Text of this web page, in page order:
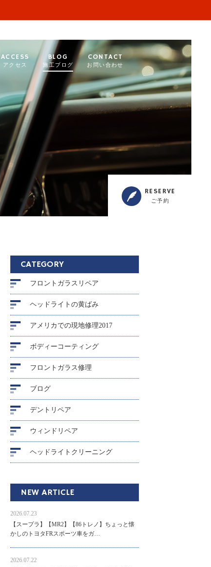
ACCESS
アクセス
BLOG
施工ブログ
CONTACT
お問い合わせ
RESERVE
ご予約
CATEGORY
フロントガラスリペア
ヘッドライトの黄ばみ
アメリカでの現地修理2017
ボディーコーティング
フロントガラス修理
ブログ
デントリペア
ウィンドリペア
ヘッドライトクリーニング
NEW ARTICLE
2026.07.23
【スープラ】【MR2】【86トレノ】ちょっと懐
かしのトヨタFRスポーツ車をガ…
2026.07.22